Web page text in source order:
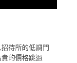
待所的低調門
的價格跳過